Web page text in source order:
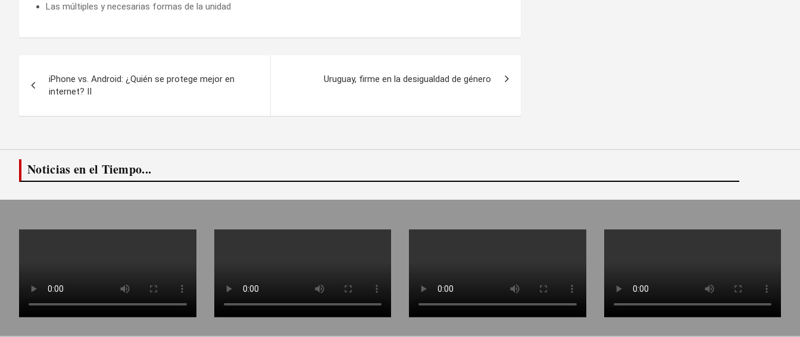
Las múltiples y necesarias formas de la unidad
de
entradas
iPhone vs. Android: ¿Quién se protege mejor en
internet? II
Uruguay, firme en la desigualdad de género
Noticias en el Tiempo...